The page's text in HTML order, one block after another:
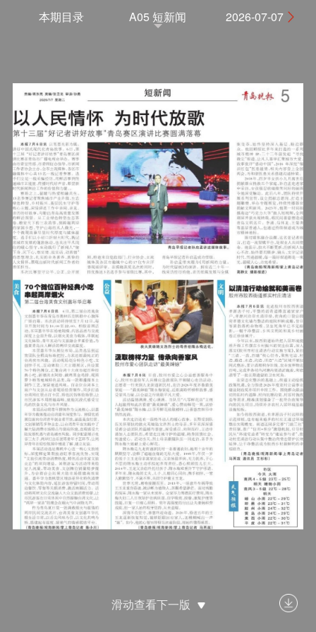
滑动查看下一版
本期目录 A05 短新闻 2026-07-07